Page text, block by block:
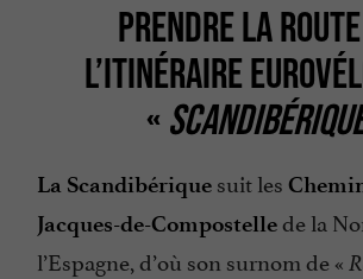
PRENDRE LA
L’ITINÉRAIRE
«
La Scandibérique suit les
Jacques-de-Compostellede la
l’Espagne, d’où son surnom de «